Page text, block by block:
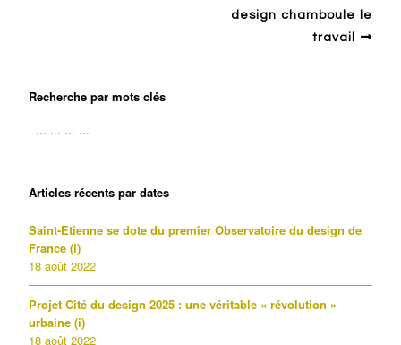
design chamboule le
travail
Recherche par mots clés
Articles récents par dates
Saint-Etienne se dote du premier Observatoire du design de
France (i)
18 août 2022
Projet Cité du design 2025 : une véritable « révolution »
urbaine (i)
18 août 2022